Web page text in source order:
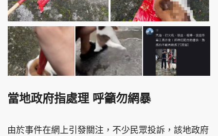
當地政府指處理 呼籲勿網暴
由於事件在網上引發關注，不少民眾投訴，該地政府